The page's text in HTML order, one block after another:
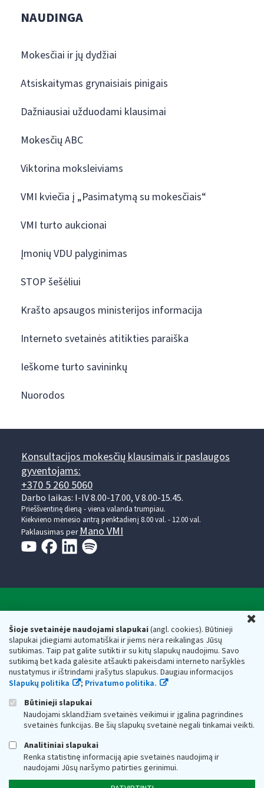
Šioje svetainėje naudojami slapukai(angl. cookies). Būtinieji
slapukai įdiegiami automatiškai ir jiems nėra reikalingas Jūsų
sutikimas. Taip pat galite sutikti ir su kitų slapukų naudojimu. Savo
sutikimą bet kada galėsite atšaukti pakeisdami interneto naršyklės
nustatymus ir ištrindami įrašytus slapukus. Daugiau informacijos
Slapukų politika
; Privatumo politika.
Būtinieji slapukai
Naudojami sklandžiam svetainės veikimui ir įgalina pagrindines
svetainės funkcijas. Be šių slapukų svetainė negali tinkamai veikti.
Analitiniai slapukai
Renka statistinę informaciją apie svetainės naudojimą ir
naudojami Jūsų naršymo patirties gerinimui.
NAUDINGA
Mokesčiai ir jų dydžiai
Atsiskaitymas grynaisiais pinigais
Dažniausiai užduodami klausimai
Mokesčių ABC
Viktorina moksleiviams
VMI kviečia į „Pasimatymą su mokesčiais“
VMI turto aukcionai
Įmonių VDU palyginimas
STOP šešėliui
Krašto apsaugos ministerijos informacija
Interneto svetainės atitikties paraiška
Ieškome turto savininkų
Nuorodos
Konsultacijos mokesčių klausimais ir paslaugos
gyventojams:
+370 5 260 5060
Darbo laikas: I-IV 8.00-17.00, V 8.00-15.45.
Prieššventinę dieną - viena valanda trumpiau.
Kiekvieno mėnesio antrą penktadienį 8.00 val. - 12.00 val.
Paklausimas per Mano VMI
Respublikos finansų ministerijos
Biudžetinė įstaiga. Juridinio asmens kodas — 188659752,
adresas: Vasario 16-osios g. 14, 01107 Vilnius, Lietuva, el.paštas:
vmi@vmi.lt, E. pristatymo dėžutės adresas 188659752
Duomenys apie Valstybinę mokesčių inspekciją prie Lietuvos
Respublikos finansų ministerijos kaupiami ir saugomi Juridinių